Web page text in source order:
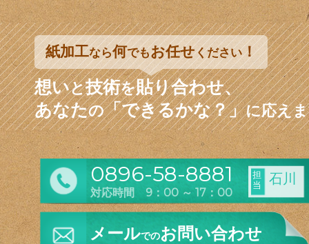
紙加工なら何でもお任せください！
想いと技術を貼り合わせ、
あなたの「できるかな？」に応え
0896-58-8881
対応時間 9：00 ～ 17：00
担
当
石川
メールでのお問い合わせ